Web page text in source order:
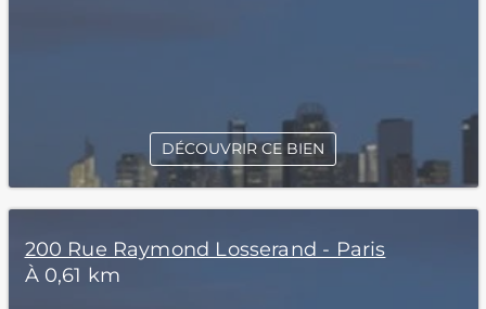
DÉCOUVRIR CE BIEN
200 Rue Raymond Losserand - Paris
À 0,61 km